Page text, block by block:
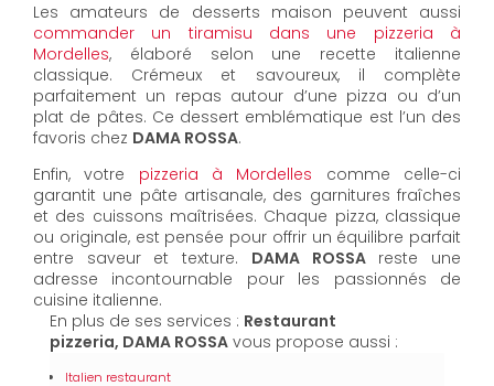
Les amateurs de desserts maison peuvent aussi
commander un tiramisu dans une pizzeria à
Mordelles, élaboré selon une recette italienne
classique. Crémeux et savoureux, il complète
parfaitement un repas autour d’une pizza ou d’un
plat de pâtes. Ce dessert emblématique est l’un des
favoris chez DAMA ROSSA.
Enfin, votre pizzeria à Mordelles comme celle-ci
garantit une pâte artisanale, des garnitures fraîches
et des cuissons maîtrisées. Chaque pizza, classique
ou originale, est pensée pour offrir un équilibre parfait
entre saveur et texture. DAMA ROSSAreste une
adresse incontournable pour les passionnés de
cuisine italienne.
En plus de ses services : Restaurant
pizzeria, DAMA ROSSA vous propose aussi :
Italien restaurant